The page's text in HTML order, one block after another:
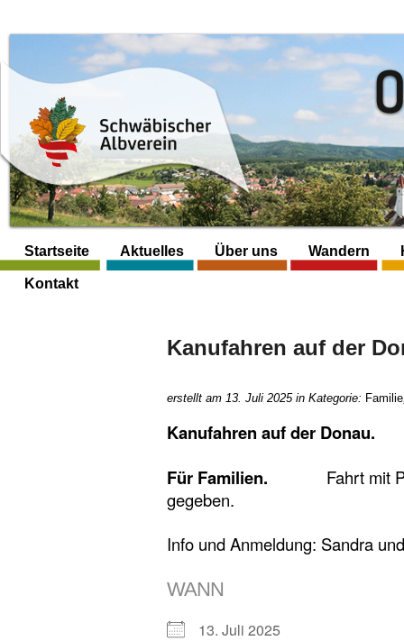
Startseite Aktuelles Über uns Wandern
Kontakt
Kanufahren auf der
erstellt am 13. Juli 2025 in Kategorie: Familie
Kanufahren auf der Donau.
Für Familien. Fahrt mit
gegeben.
Info und Anmeldung: Sandra
WANN
13. Juli 2025